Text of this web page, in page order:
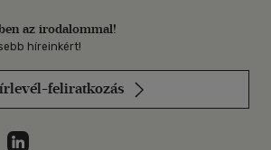
az irodalommal!
híreinkért!
feliratkozás
on
az Instagramon
Libri a LinkedInen